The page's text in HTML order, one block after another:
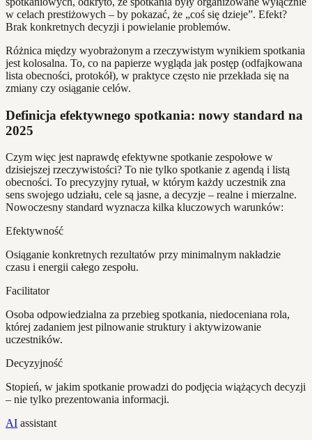
w celach prestiżowych – by pokazać, że „coś się dzieje”. Efekt?
Brak konkretnych decyzji i powielanie problemów.
Różnica między wyobrażonym a rzeczywistym wynikiem spotkania
jest kolosalna. To, co na papierze wygląda jak postęp (odfajkowana
lista obecności, protokół), w praktyce często nie przekłada się na
zmiany czy osiąganie celów.
Definicja efektywnego spotkania: nowy standard na
2025
Czym więc jest naprawdę efektywne spotkanie zespołowe w
dzisiejszej rzeczywistości? To nie tylko spotkanie z agendą i listą
obecności. To precyzyjny rytuał, w którym każdy uczestnik zna
sens swojego udziału, cele są jasne, a decyzje – realne i mierzalne.
Nowoczesny standard wyznacza kilka kluczowych warunków:
Efektywność
Osiąganie konkretnych rezultatów przy minimalnym nakładzie
czasu i energii całego zespołu.
Facilitator
Osoba odpowiedzialna za przebieg spotkania, niedoceniana rola,
której zadaniem jest pilnowanie struktury i aktywizowanie
uczestników.
Decyzyjność
Stopień, w jakim spotkanie prowadzi do podjęcia wiążących decyzji
– nie tylko prezentowania informacji.
AI assistant